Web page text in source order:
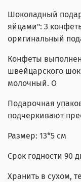
Шоколадный
яйцами": 3
оригинальный
Конфеты
швейцарского
молочный. О
Подарочная
подчеркивают
Размер: 13*5 см
Срок годности 90
Хранить в сухом,